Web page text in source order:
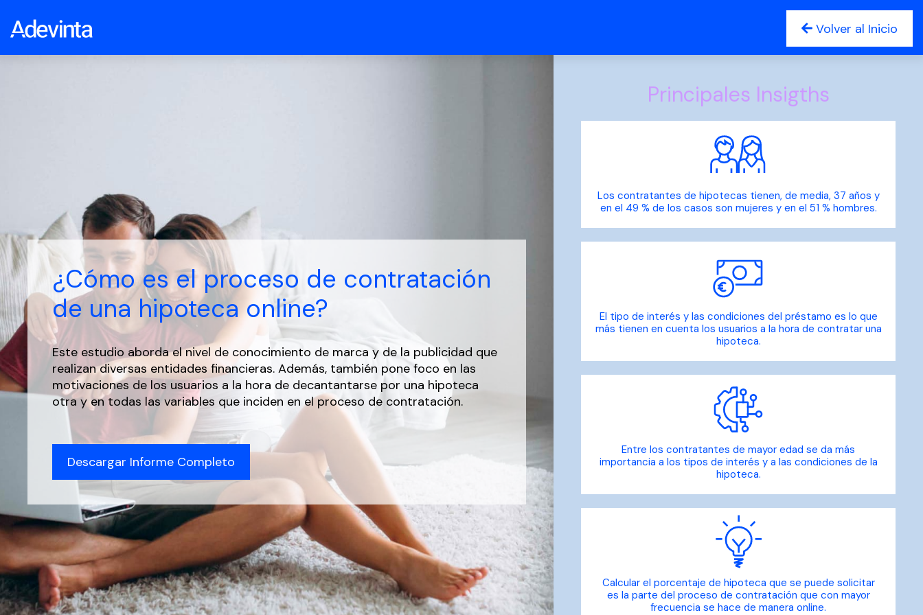
Volver al Inicio
¿Cómo es el proceso de contratación
de una hipoteca online?
Este estudio aborda el nivel de conocimiento de marca y de la publicidad que
realizan diversas entidades financieras. Además, también pone foco en las
motivaciones de los usuarios a la hora de decantantarse por una hipoteca
otra y en todas las variables que inciden en el proceso de contratación.
Descargar Informe Completo
Principales Insigths
Los contratantes de hipotecas tienen, de media, 37 años y
en el 49 % de los casos son mujeres y en el 51 % hombres.
El tipo de interés y las condiciones del préstamo es lo que
más tienen en cuenta los usuarios a la hora de contratar una
hipoteca.
Entre los contratantes de mayor edad se da más
importancia a los tipos de interés y a las condiciones de la
hipoteca.
Calcular el porcentaje de hipoteca que se puede solicitar
es la parte del proceso de contratación que con mayor
frecuencia se hace de manera online.